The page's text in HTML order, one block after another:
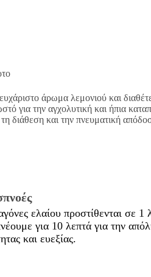
άρωμα λεμονιού και
για την αγχολυτική και ήπια
διάθεση και την πνευματική
ελαίου προστίθενται σε 1
για 10 λεπτά για την
και ευεξίας.